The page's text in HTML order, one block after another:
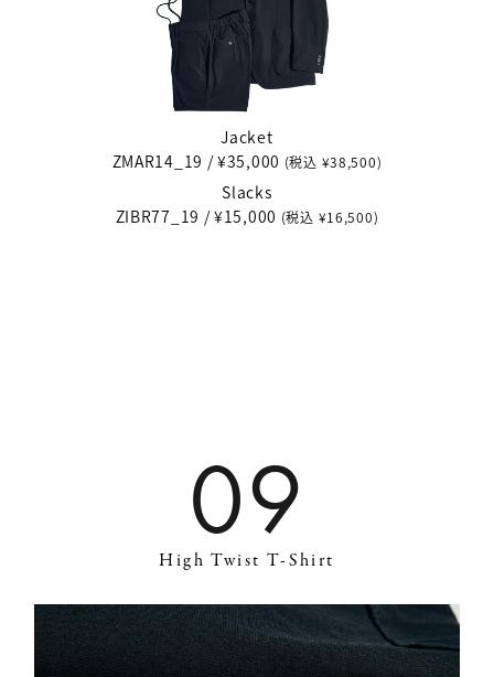
Jacket
ZMAR14_19 / ¥35,000 (税込 ¥38,500)
Slacks
ZIBR77_19 / ¥15,000 (税込 ¥16,500)
09
High Twist T-Shirt